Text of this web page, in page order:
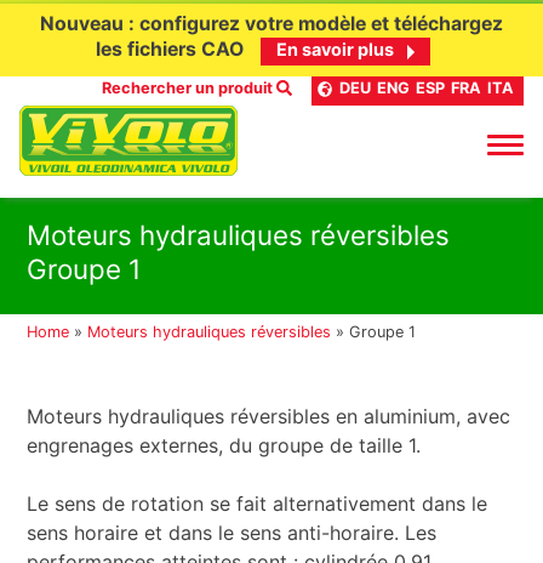
contenu
Nouveau : configurez votre modèle et téléchargez
les fichiers CAO
En savoir plus
Rechercher un produit DEU ENG ESP FRA ITA
Moteurs hydrauliques réversibles
Groupe 1
Home » Moteurs hydrauliques réversibles »Groupe 1
Moteurs hydrauliques réversibles en aluminium, avec
engrenages externes, du groupe de taille 1.
Le sens de rotation se fait alternativement dans le
sens horaire et dans le sens anti-horaire. Les